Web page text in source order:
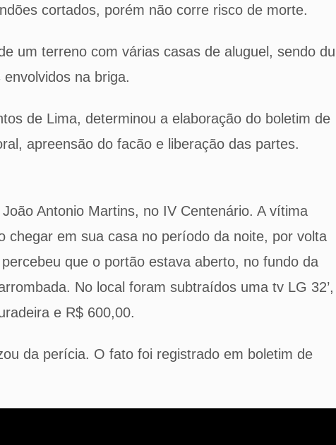
cortados, porém não corre risco de morte.
um terreno com várias casas de aluguel, sendo
na briga.
de Lima, determinou a elaboração do boletim de
apreensão do facão e liberação das partes.
Antonio Martins, no IV Centenário. A vítima
chegar em sua casa no período da noite, por volta
que o portão estava aberto, no fundo da
No local foram subtraídos uma tv LG 32’,
e R$ 600,00.
da perícia. O fato foi registrado em boletim de